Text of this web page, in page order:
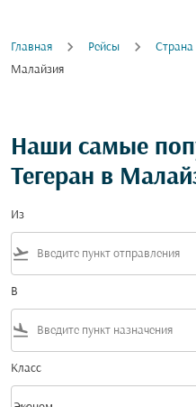
Главная Рейсы
Малайзия
Наши самые
Тегеран в
Из
flight_takeoff
В
flight_land
Класс